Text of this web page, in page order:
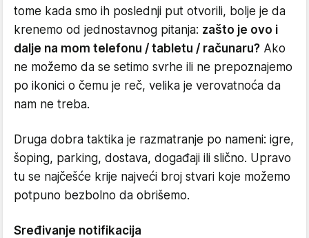
tome kada smo ih poslednji put otvorili, bolje je da
krenemo od jednostavnog pitanja: zašto je ovo i
dalje na mom telefonu / tabletu / računaru? Ako
ne možemo da se setimo svrhe ili ne prepoznajemo
po ikonici o čemu je reč, velika je verovatnoća da
nam ne treba.
Druga dobra taktika je razmatranje po nameni: igre,
šoping, parking, dostava, događaji ili slično. Upravo
tu se najčešće krije najveći broj stvari koje možemo
potpuno bezbolno da obrišemo.
Sređivanje notifikacija